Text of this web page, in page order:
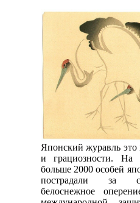
Японский журавль это
и грациозности. На
больше 2000 особей
пострадали за
белоснежное